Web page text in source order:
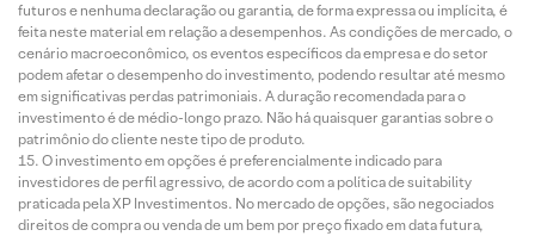
futuros e nenhuma declaração ou garantia, de forma expressa ou implícita, é
feita neste material em relação a desempenhos. As condições de mercado, o
cenário macroeconômico, os eventos específicos da empresa e do setor
podem afetar o desempenho do investimento, podendo resultar até mesmo
em significativas perdas patrimoniais. A duração recomendada para o
investimento é de médio-longo prazo. Não há quaisquer garantias sobre o
patrimônio do cliente neste tipo de produto.
O investimento em opções é preferencialmente indicado para
investidores de perfil agressivo, de acordo com a política de suitability
praticada pela XP Investimentos. No mercado de opções, são negociados
direitos de compra ou venda de um bem por preço fixado em data futura,